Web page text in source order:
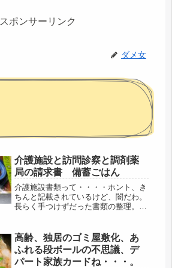
スポンサーリンク
ダメ女
介護施設と訪問診察と調剤薬
局の請求書 備蓄ごはん
介護施設書類って・・・・ホント、き
ちんと記載されているけど、闇だわ。
長らく手つけずだった書類の整理。最
めてたので、今日一日費やして、やっ
と全開封、選別、目を通すことは終
了。メ...
高齢、独居のゴミ屋敷化、あ
ふれる段ボールの不思議、デ
パート家族カードね・・・。